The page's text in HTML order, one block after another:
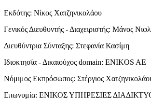
Εκδότης: Νίκος Χατζηνικολάου
Γενικός Διευθυντής - Διαχειριστής: Μάνος
Διευθύντρια Σύνταξης: Στεφανία Κασίμη
Ιδιοκτησία - Δικαιούχος domain: ENIKOS AE
Νόμιμος Εκπρόσωπος: Στέργιος
Επωνυμία: ΕΝΙΚΟΣ ΥΠΗΡΕΣΙΕΣ